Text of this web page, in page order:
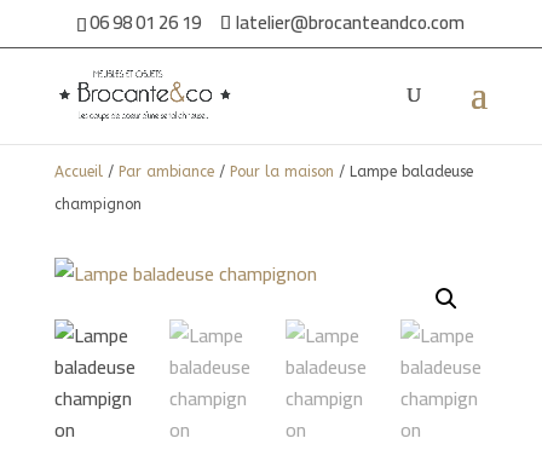
06 98 01 26 19 latelier@brocanteandco.com
Accueil/ Par ambiance/ Pour la maison / Lampe baladeuse
champignon